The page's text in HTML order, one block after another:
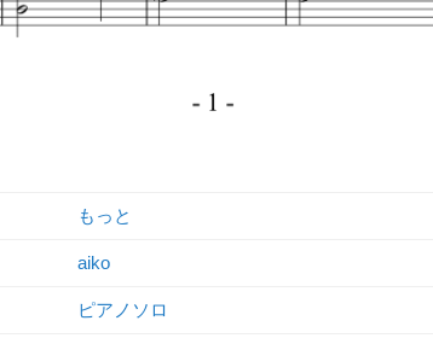
もっと
aiko
ピアノソロ